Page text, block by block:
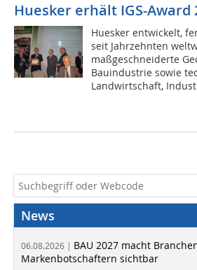
Huesker erhält IGS-Award
Huesker entwickelt,
seit Jahrzehnten
maßgeschneiderte
Bauindustrie sowie
Landwirtschaft,
News
06.08.2026 | BAU 2027 macht
Markenbotschaftern sichtbar